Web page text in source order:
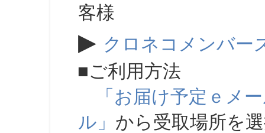
客様
▶ クロネコメンバー
■ご利用方法
「お届け予定ｅメ
ル」 から受取場所を